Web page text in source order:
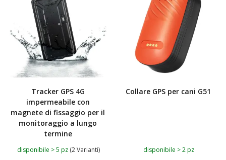
Tracker GPS 4G
impermeabile con
magnete di fissaggio per il
monitoraggio a lungo
termine
disponibile > 5 pz (2 Varianti)
Collare GPS per cani G51
disponibile > 2 pz